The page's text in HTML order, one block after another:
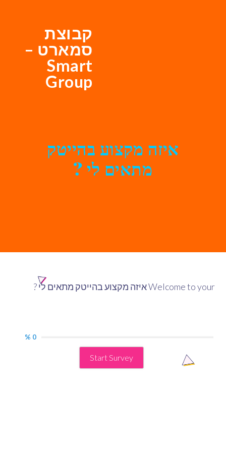
קבוצת
סמארט –
Smart
Group
איזה מקצוע בהייטק
מתאים לי ?
Welcome to your איזה מקצוע בהייטק מתאים לי ?
0 %
Start Survey